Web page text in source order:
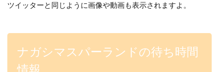
ツイッターと同じように画像や動画も表示されますよ。
ナガシマスパーランドの待ち時間
情報